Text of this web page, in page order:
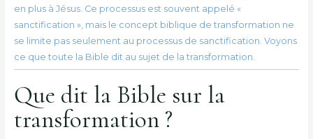
en plus à Jésus. Ce processus est souvent appelé «
sanctification », mais le concept biblique de transformation ne
se limite pas seulement au processus de sanctification. Voyons
ce que toute la Bible dit au sujet de la transformation.
Que dit la Bible sur la
transformation ?